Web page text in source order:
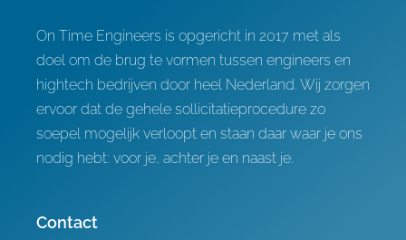
On Time Engineers is opgericht in 2017 met als
doel om de brug te vormen tussen engineers en
hightech bedrijven door heel Nederland. Wij zorgen
ervoor dat de gehele sollicitatieprocedure zo
soepel mogelijk verloopt en staan daar waar je ons
nodig hebt: voor je, achter je en naast je.
Contact